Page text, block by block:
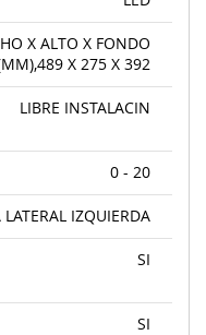
X ALTO X FONDO
X 275 X 392
LIBRE INSTALACIN
0 - 20
LATERAL IZQUIERDA
SI
SI